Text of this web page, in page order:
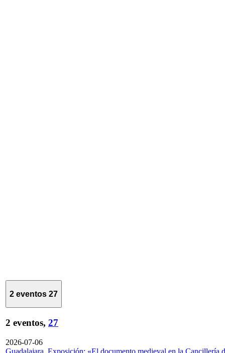
2 eventos 27
2 eventos, 27
2026-07-06
Guadalajara. Exposición: «El documento medieval en la Cancillería